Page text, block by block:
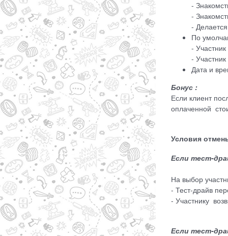
-
-
-
По
-
-
Дата и
Бонус :
Если клиент
оплаченной
Условия
Если тест-
На выбор
- Тест-драйв
- Участнику
Если тест-